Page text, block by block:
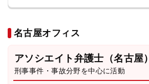
名古屋オフィス
アソシエイト弁護士（名古屋）
刑事事件・事故分野を中心に活動